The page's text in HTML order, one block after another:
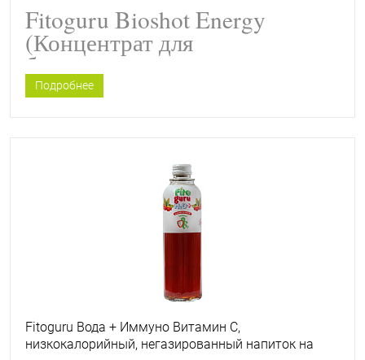
Женьшень) 5 шт
Fitoguru Bioshot Energy
(Концентрат для
безалкогольного напитка
жидкий низкокалорийный
Фитогуру Биошот Энерджи
Женьшень)
Подробнее
Fitoguru Вода + Иммуно Витамин С,
низкокалорийный, негазированный напиток на